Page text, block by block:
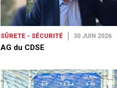
SÛRETE - SÉCURITÉ 30 JUIN 2026
AG du CDSE